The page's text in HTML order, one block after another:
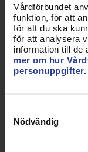
Vårdförbundet
funktion, för att
för att du ska
för att analysera
information till de
mer om hur
personuppgifter.
Nödvändig
som